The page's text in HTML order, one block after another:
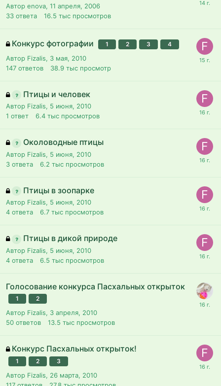
Автор enova, 11 апреля, 2006
33 ответа 16.5 тыс просмотров
Конкурс фотографии 1 2 3 4
Автор Fizalis, 3 мая, 2010
147 ответов 38.9 тыс просмотр
Птицы и человек
Автор Fizalis, 5 июня, 2010
1 ответ 6.4 тыс просмотров
Околоводные птицы
Автор Fizalis, 5 июня, 2010
3 ответа 6.2 тыс просмотров
Птицы в зоопарке
Автор Fizalis, 5 июня, 2010
4 ответа 6.7 тыс просмотров
Птицы в дикой природе
Автор Fizalis, 5 июня, 2010
4 ответа 6.5 тыс просмотров
Голосование конкурса Пасхальных открыток
1 2
Автор Fizalis, 3 апреля, 2010
50 ответов 13.5 тыс просмотров
Конкурс Пасхальных открыток!
1 2 3
Автор Fizalis, 26 марта, 2010